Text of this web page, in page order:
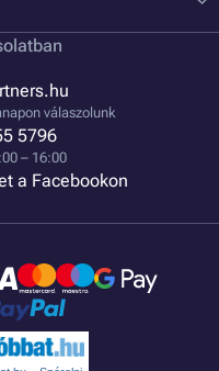
válaszolunk
5796
– 16:00
a Facebookon